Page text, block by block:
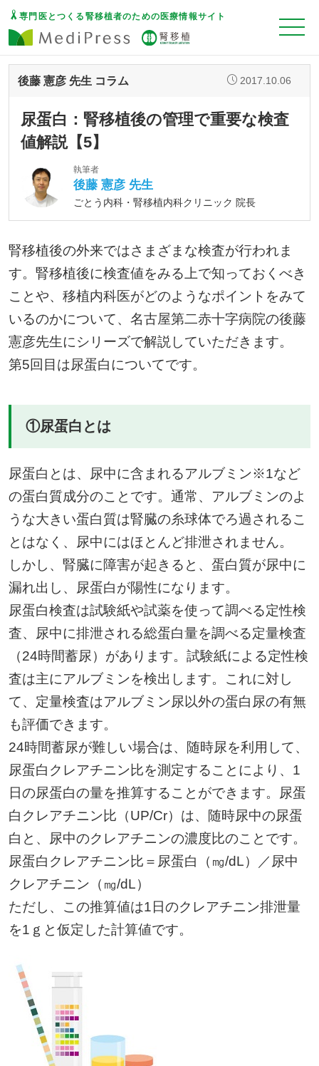
専門医とつくる腎移植者のための医療情報サイト
後藤 憲彦 先生 コラム 2017.10.06
尿蛋白：腎移植後の管理で重要な検査
値解説【5】
執筆者
後藤 憲彦 先生
ごとう内科・腎移植内科クリニック 院長
腎移植後の外来ではさまざまな検査が行われま
す。腎移植後に検査値をみる上で知っておくべき
ことや、移植内科医がどのようなポイントをみて
いるのかについて、名古屋第二赤十字病院の後藤
憲彦先生にシリーズで解説していただきます。
第5回目は尿蛋白についてです。
①尿蛋白とは
尿蛋白とは、尿中に含まれるアルブミン※1など
の蛋白質成分のことです。通常、アルブミンのよ
うな大きい蛋白質は腎臓の糸球体でろ過されるこ
とはなく、尿中にはほとんど排泄されません。
しかし、腎臓に障害が起きると、蛋白質が尿中に
漏れ出し、尿蛋白が陽性になります。
尿蛋白検査は試験紙や試薬を使って調べる定性検
査、尿中に排泄される総蛋白量を調べる定量検査
（24時間蓄尿）があります。試験紙による定性検
査は主にアルブミンを検出します。これに対し
て、定量検査はアルブミン尿以外の蛋白尿の有無
も評価できます。
24時間蓄尿が難しい場合は、随時尿を利用して、
尿蛋白クレアチニン比を測定することにより、1
日の尿蛋白の量を推算することができます。尿蛋
白クレアチニン比（UP/Cr）は、随時尿中の尿蛋
白と、尿中のクレアチニンの濃度比のことです。
尿蛋白クレアチニン比＝尿蛋白（㎎/dL）／尿中
クレアチニン（㎎/dL）
ただし、この推算値は1日のクレアチニン排泄量
を1ｇと仮定した計算値です。